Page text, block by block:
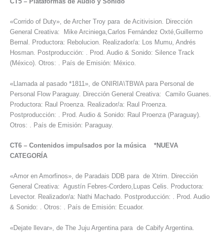
«Corrido of Duty», de Archer Troy para de Acitivision. Dirección
General Creativa: Mike Arciniega,Carlos Fernández Oxté,Guillermo
Bernal. Productora: Rebolucion. Realizador/a: Los Mumu, Andrés
Hosman. Postproducción: . Prod. Audio & Sonido: Silence Track
(México). Otros: . País de Emisión: México.
«Llamada al pasado *1811», de ONIRIA\TBWA para Personal de
Personal Flow Paraguay. Dirección General Creativa: Camilo Guanes.
Productora: Raul Proenza. Realizador/a: Raul Proenza.
Postproducción: . Prod. Audio & Sonido: Raul Proenza (Paraguay).
Otros: . País de Emisión: Paraguay.
CT6 – Contenidos impulsados por la música *NUEVA
CATEGORÍA
«Amor en Amorfinos», de Paradais DDB para de Xtrim. Dirección
General Creativa: Agustín Febres-Cordero,Lupas Celis. Productora:
Levector. Realizador/a: Nathi Machado. Postproducción: . Prod. Audio
& Sonido: . Otros: . País de Emisión: Ecuador.
«Dejate llevar», de The Juju Argentina para de Cabify Argentina.